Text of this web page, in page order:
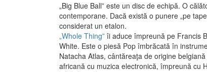
„Big Blue Ball” este un disc de echipă. O
contemporane. Dacă există o punere „pe
considerat un etalon.
„Whole Thing” îi aduce împreună pe Francis
White. Este o piesă Pop îmbrăcată în
Natacha Atlas, cântăreaţa de origine
africană cu muzica electronică, împreună cu